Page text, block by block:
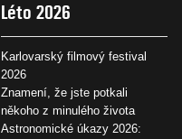
Léto 2026
Karlovarský filmový festival
2026
Znamení, že jste potkali
někoho z minulého života
Astronomické úkazy 2026: